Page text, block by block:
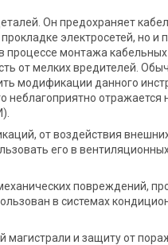
Он предохраняет
электросетей, но и
монтажа
от мелких вредителей.
модификации данного
отражается
от воздействия
его в
повреждений,
в системах
и защиту от